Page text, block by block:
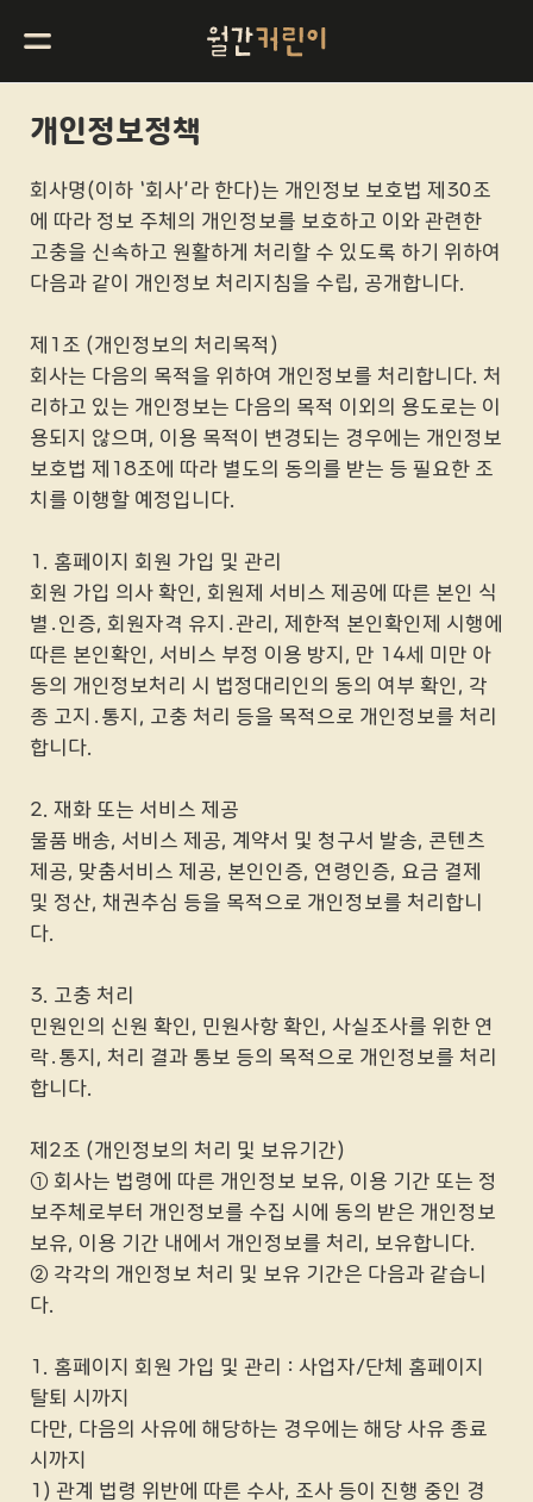
개인정보정책
회사명(이하 ‘회사’라 한다)는 개인정보 보호법 제30조
에 따라 정보 주체의 개인정보를 보호하고 이와 관련한
고충을 신속하고 원활하게 처리할 수 있도록 하기 위하여
다음과 같이 개인정보 처리지침을 수립, 공개합니다.
제1조 (개인정보의 처리목적)
회사는 다음의 목적을 위하여 개인정보를 처리합니다. 처
리하고 있는 개인정보는 다음의 목적 이외의 용도로는 이
용되지 않으며, 이용 목적이 변경되는 경우에는 개인정보
보호법 제18조에 따라 별도의 동의를 받는 등 필요한 조
치를 이행할 예정입니다.
1. 홈페이지 회원 가입 및 관리
회원 가입 의사 확인, 회원제 서비스 제공에 따른 본인 식
별․인증, 회원자격 유지․관리, 제한적 본인확인제 시행에
따른 본인확인, 서비스 부정 이용 방지, 만 14세 미만 아
동의 개인정보처리 시 법정대리인의 동의 여부 확인, 각
종 고지․통지, 고충 처리 등을 목적으로 개인정보를 처리
합니다.
2. 재화 또는 서비스 제공
물품 배송, 서비스 제공, 계약서 및 청구서 발송, 콘텐츠
제공, 맞춤서비스 제공, 본인인증, 연령인증, 요금 결제
및 정산, 채권추심 등을 목적으로 개인정보를 처리합니
다.
3. 고충 처리
민원인의 신원 확인, 민원사항 확인, 사실조사를 위한 연
락․통지, 처리 결과 통보 등의 목적으로 개인정보를 처리
합니다.
제2조 (개인정보의 처리 및 보유기간)
① 회사는 법령에 따른 개인정보 보유, 이용 기간 또는 정
보주체로부터 개인정보를 수집 시에 동의 받은 개인정보
보유, 이용 기간 내에서 개인정보를 처리, 보유합니다.
② 각각의 개인정보 처리 및 보유 기간은 다음과 같습니
다.
1. 홈페이지 회원 가입 및 관리 : 사업자/단체 홈페이지
탈퇴 시까지
다만, 다음의 사유에 해당하는 경우에는 해당 사유 종료
시까지
1) 관계 법령 위반에 따른 수사, 조사 등이 진행 중인 경